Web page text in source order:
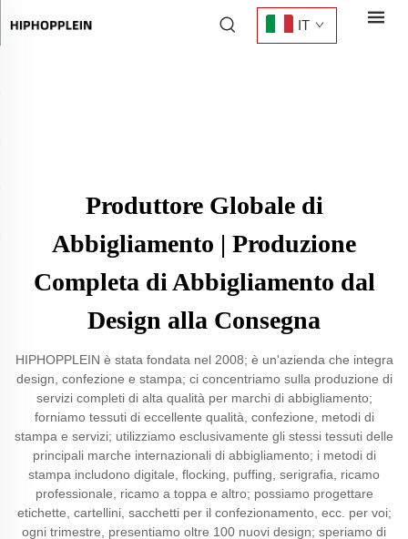
IT
Produttore Globale di
Abbigliamento | Produzione
Completa di Abbigliamento dal
Design alla Consegna
HIPHOPPLEIN è stata fondata nel 2008; è un'azienda che integra
design, confezione e stampa; ci concentriamo sulla produzione di
servizi completi di alta qualità per marchi di abbigliamento;
forniamo tessuti di eccellente qualità, confezione, metodi di
stampa e servizi; utilizziamo esclusivamente gli stessi tessuti delle
principali marche internazionali di abbigliamento; i metodi di
stampa includono digitale, flocking, puffing, serigrafia, ricamo
professionale, ricamo a toppa e altro; possiamo progettare
etichette, cartellini, sacchetti per il confezionamento, ecc. per voi;
ogni trimestre, presentiamo oltre 100 nuovi design; speriamo di